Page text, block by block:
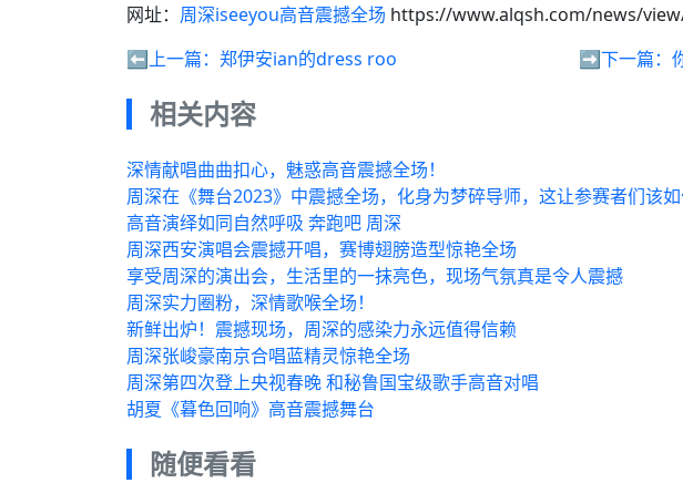
网址： 周深iseeyou高音震撼全场 https://www.alqsh.com/news/
⬅️上一篇： 郑伊安ian的dress roo ➡️下一篇：
相关内容
深情献唱曲曲扣心，魅惑高音震撼全场！
周深在《舞台2023》中震撼全场，化身为梦碎导师，这让参赛者们该如
高音演绎如同自然呼吸 奔跑吧 周深
周深西安演唱会震撼开唱，赛博翅膀造型惊艳全场
享受周深的演出会，生活里的一抹亮色，现场气氛真是令人震撼
周深实力圈粉，深情歌喉全场！
新鲜出炉！震撼现场，周深的感染力永远值得信赖
周深张峻豪南京合唱蓝精灵惊艳全场
周深第四次登上央视春晚 和秘鲁国宝级歌手高音对唱
胡夏《暮色回响》高音震撼舞台
随便看看